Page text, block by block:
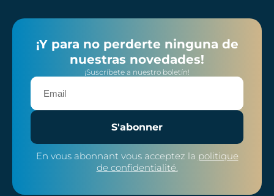
¡Y para no perderte ninguna de
nuestras novedades!
¡Suscríbete a nuestro boletín!
S'abonner
En vous abonnant vous acceptez la politique
de confidentialité.